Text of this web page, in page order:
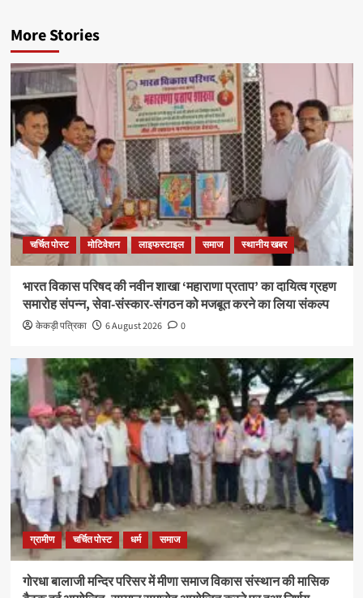
More Stories
चर्चित पोस्ट मोटिवेशन लाइफस्टाइल समाज स्थानीय खबर
भारत विकास परिषद की नवीन शाखा ‘महाराणा प्रताप’ का दायित्व ग्रहण
समारोह संपन्न, सेवा-संस्कार-संगठन को मजबूत करने का लिया संकल्प
केकड़ी पत्रिका 6 August 2026 0
ग्रामीण चर्चित पोस्ट धर्म समाज
गोरधा बालाजी मन्दिर परिसर में मीणा समाज विकास संस्थान की मासिक